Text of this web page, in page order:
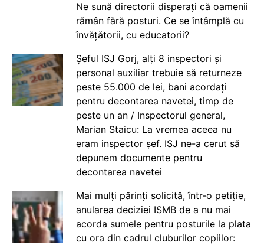
Ne sună directorii disperați că oamenii
rămân fără posturi. Ce se întâmplă cu
învățătorii, cu educatorii?
Șeful ISJ Gorj, alți 8 inspectori și
personal auxiliar trebuie să returneze
peste 55.000 de lei, bani acordați
pentru decontarea navetei, timp de
peste un an / Inspectorul general,
Marian Staicu: La vremea aceea nu
eram inspector șef. ISJ ne-a cerut să
depunem documente pentru
decontarea navetei
Mai mulți părinți solicită, într-o petiție,
anularea deciziei ISMB de a nu mai
acorda sumele pentru posturile la plata
cu ora din cadrul cluburilor copiilor: